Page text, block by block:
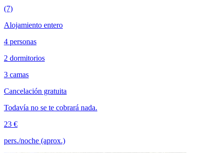
(7)
Alojamiento entero
4 personas
2 dormitorios
3 camas
Cancelación gratuita
Todavía no se te cobrará nada.
23 €
pers./noche (aprox.)